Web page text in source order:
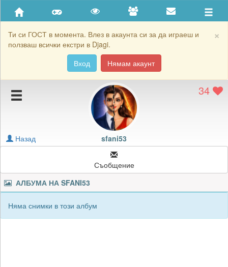
×
Ти си ГОСТ в момента. Влез в акаунта си за да играеш и
ползваш всички екстри в Djagi.
Вход
Нямам акаунт
Приятели
Хронология на игри
Подаръците на sfani53
Картичките на sfani53
Блокирай sfani53
34
sfani53
Назад
Съобщение
АЛБУМА НА SFANI53
Няма снимки в този албум